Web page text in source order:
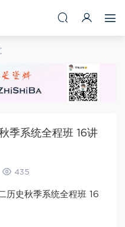
季系统全程班 16讲
435
历史秋季系统全程班 16